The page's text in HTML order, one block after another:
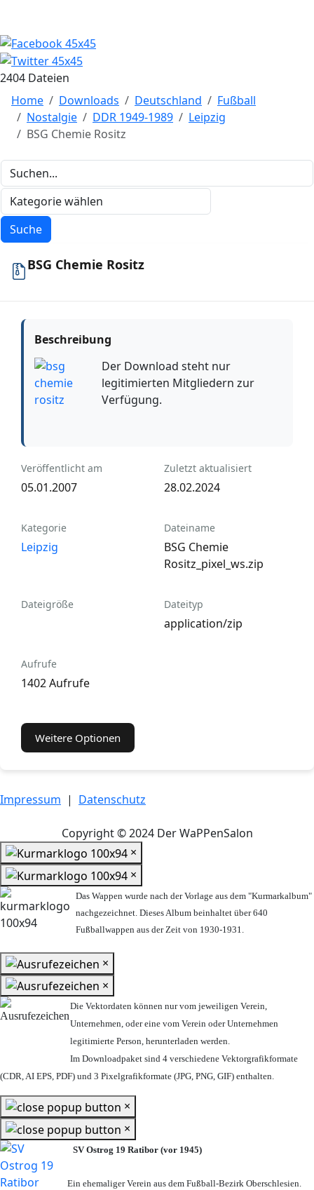
2404 Dateien
Home
Downloads Deutschland
Fußball
Nostalgie
DDR 1949-1989
Leipzig
BSG Chemie Rositz
BSG Chemie Rositz
Beschreibung
Der Download steht nur
legitimierten Mitgliedern zur
Verfügung.
Veröffentlicht am
05.01.2007
Zuletzt aktualisiert
28.02.2024
Kategorie
Leipzig
Dateiname
BSG Chemie
Rositz_pixel_ws.zip
Dateigröße Dateityp
application/zip
Aufrufe
1402 Aufrufe
Weitere Optionen
Impressum | Datenschutz
Copyright © 2024 Der WaPPenSalon
×
×
Das Wappen wurde nach der Vorlage aus dem "Kurmarkalbum"
nachgezeichnet. Dieses Album beinhaltet über 640
Fußballwappen aus der Zeit von 1930-1931.
×
×
Die Vektordaten können nur vom jeweiligen Verein,
Unternehmen, oder eine vom Verein oder Unternehmen
legitimierte Person, herunterladen werden.
Im Downloadpaket sind 4 verschiedene Vektorgrafikformate
(CDR, AI EPS, PDF) und 3 Pixelgrafikformate (JPG, PNG, GIF) enthalten.
×
×
SV Ostrog 19 Ratibor (vor 1945)
Ein ehemaliger Verein aus dem Fußball-Bezirk Oberschlesien.